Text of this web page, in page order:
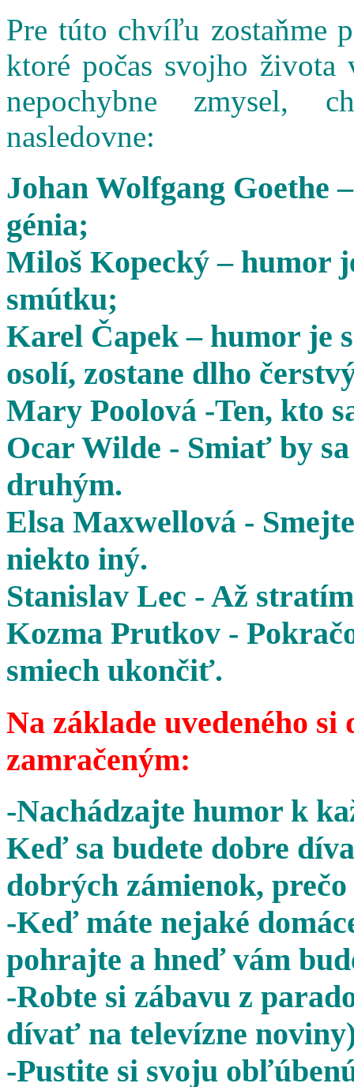
Pre túto chvíľu zostaňme
ktoré počas svojho
nepochybne zmysel,
nasledovne:
Johan Wolfgang Goethe
génia;
Miloš Kopecký – humor
smútku;
Karel Čapek – humor je
osolí, zostane dlho
Mary Poolová -Ten, kto
Ocar Wilde - Smiať by
druhým.
Elsa Maxwellová -
niekto iný.
Stanislav Lec - Až
Kozma Prutkov -
smiech ukončiť.
Na základe uvedeného
zamračeným:
-Nachádzajte humor k
Keď sa budete dobre
dobrých zámienok,
-Keď máte nejaké
pohrajte a hneď vám
-Robte si zábavu z
dívať na televízne
-Pustite si svoju